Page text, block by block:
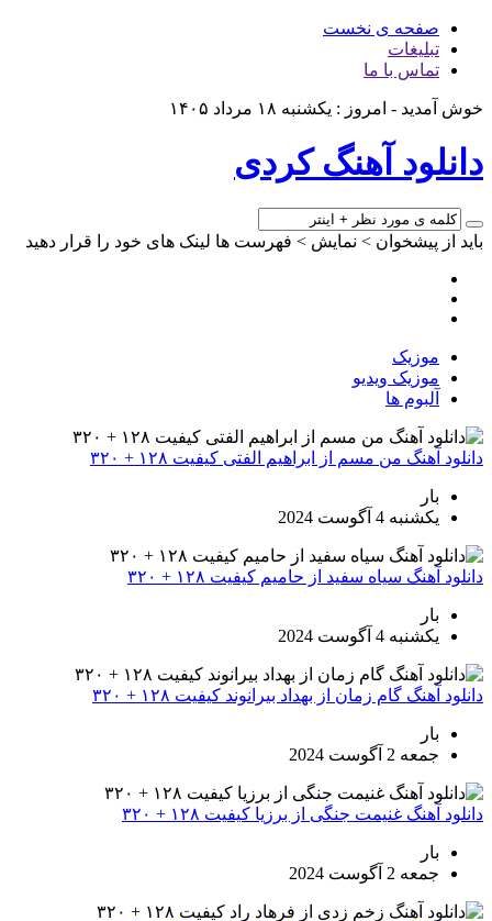
صفحه ی نخست
تبلیغات
تماس با ما
خوش آمدید - امروز : یکشنبه ۱۸ مرداد ۱۴۰۵
دانلود آهنگ کردی
باید از پیشخوان > نمایش > فهرست ها لینک های خود را قرار دهید
موزیک
موزیک ویدیو
آلبوم ها
دانلود آهنگ من مسم از ابراهیم الفتی کیفیت ۱۲۸ + ۳۲۰
بار
یکشنبه 4 آگوست 2024
دانلود آهنگ سیاه سفید از حامیم کیفیت ۱۲۸ + ۳۲۰
بار
یکشنبه 4 آگوست 2024
دانلود آهنگ گام زمان از بهداد بیرانوند کیفیت ۱۲۸ + ۳۲۰
بار
جمعه 2 آگوست 2024
دانلود آهنگ غنیمت جنگی از برزیا کیفیت ۱۲۸ + ۳۲۰
بار
جمعه 2 آگوست 2024